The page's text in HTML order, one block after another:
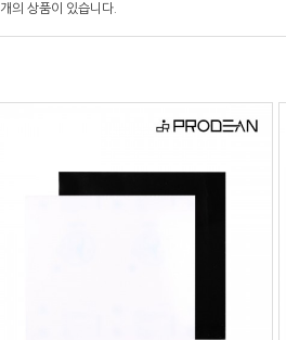
개의 상품이 있습니다.